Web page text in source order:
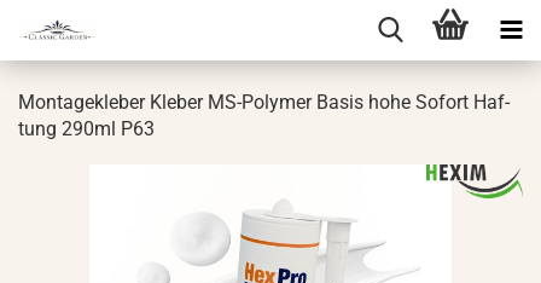
Mon­ta­ge­kle­ber Kle­ber MS-​Polymer Basis hohe So­fort Haf­
tung 290ml P63